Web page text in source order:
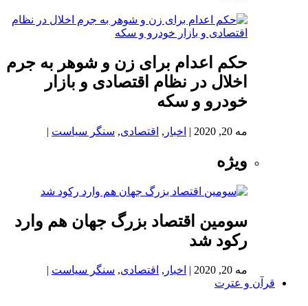
حکم اعدام برای زن و شوهر به جرم
اخلال در نظام اقتصادی و بازار
خودرو و سکه
مه 20, 2020 | اخبار , اقتصادی, سنگر سیاست |
ویژه
سومین اقتصاد بزرگ جهان هم وارد
رکود شد
مه 20, 2020 | اخبار , اقتصادی, سنگر سیاست |
قرآن و عترت